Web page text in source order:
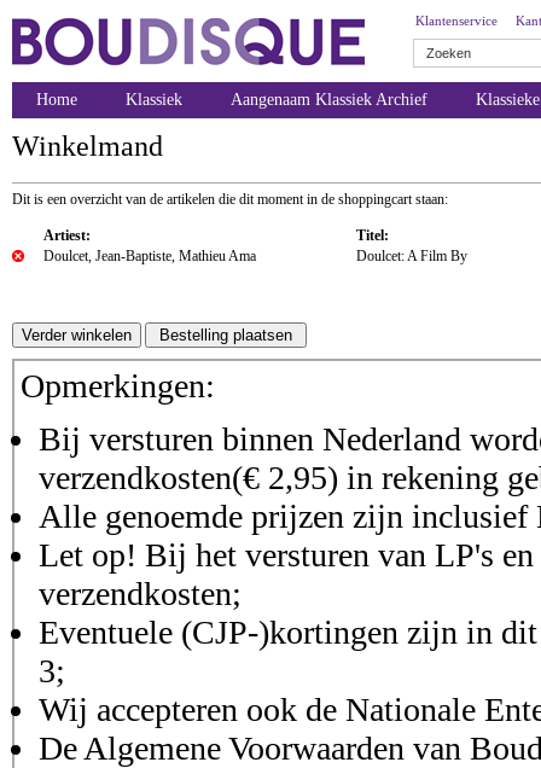
Klantenservice
Home Klassiek Aangenaam Klassiek Archief
Winkelmand
Dit is een overzicht van de artikelen die dit moment in de shoppingcart staan:
Artiest:
Titel:
Doulcet, Jean-Baptiste, Mathieu Ama
Doulcet: A Film By
Opmerkingen:
Bij versturen binnen Nederland
verzendkosten(€ 2,95) in rekening
Alle genoemde prijzen zijn inclusief
Let op! Bij het versturen van LP's
verzendkosten;
Eventuele (CJP-)kortingen zijn in
3;
Wij accepteren ook de Nationale
De Algemene Voorwaarden van